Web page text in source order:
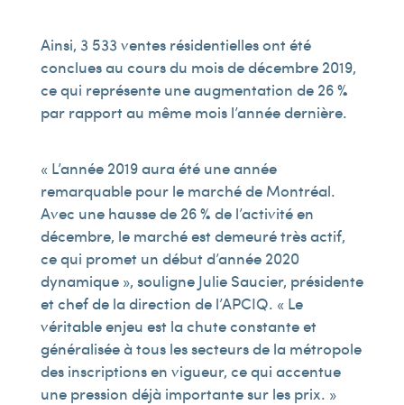
Ainsi, 3 533 ventes résidentielles ont été
conclues au cours du mois de décembre 2019,
ce qui représente une augmentation de 26 %
par rapport au même mois l’année dernière.
« L’année 2019 aura été une année
remarquable pour le marché de Montréal.
Avec une hausse de 26 % de l’activité en
décembre, le marché est demeuré très actif,
ce qui promet un début d’année 2020
dynamique », souligne Julie Saucier, présidente
et chef de la direction de l’APCIQ. « Le
véritable enjeu est la chute constante et
généralisée à tous les secteurs de la métropole
des inscriptions en vigueur, ce qui accentue
une pression déjà importante sur les prix. »